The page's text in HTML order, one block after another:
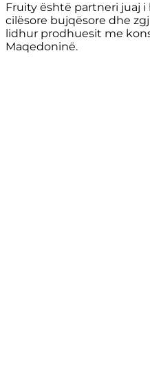
Fruity është partneri juaj
cilësore bujqësore dhe
lidhur prodhuesit me
Maqedoninë.